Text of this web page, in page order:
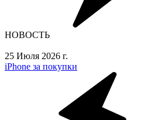
НОВОСТЬ
25 Июля 2026 г.
iPhone за покупки